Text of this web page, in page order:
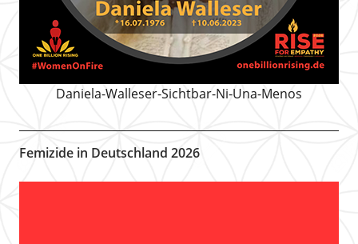
Daniela-Walleser-Sichtbar-Ni-Una-Menos
Femizide in Deutschland 2026